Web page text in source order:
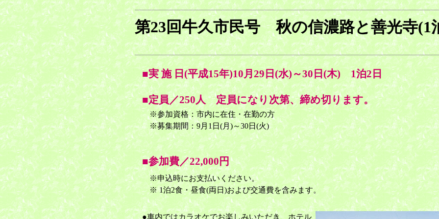
第23回牛久市民号 秋の信濃路と善光寺(1
■実 施 日(平成15年)10月29日(水)～30日(木) 1泊2日
■定員／250人 定員になり次第、締め切ります。
※参加資格：市内に在住・在勤の方
※募集期間：9月1日(月)～30日(火)
■参加費／22,000円
※申込時にお支払いください。
※ 1泊2食・昼食(両日)および交通費を含みます。
●車内ではカラオケでお楽しみいただき、ホテル